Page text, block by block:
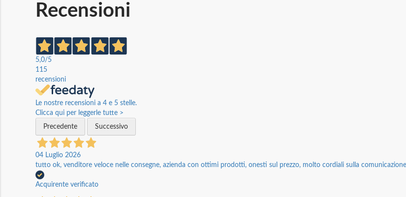
Recensioni
5,0/5
115
recensioni
Le nostre recensioni a 4 e 5 stelle.
Clicca qui per leggerle tutte >
Precedente
Successivo
04 Luglio 2026
tutto ok, venditore veloce nelle consegne, azienda con ottimi prodotti, onesti sul prezzo, molto cordiali sulla
Acquirente verificato